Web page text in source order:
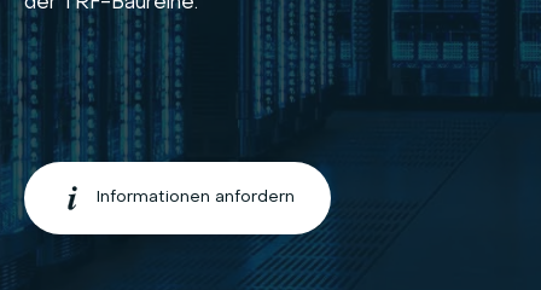
Informationen anfordern